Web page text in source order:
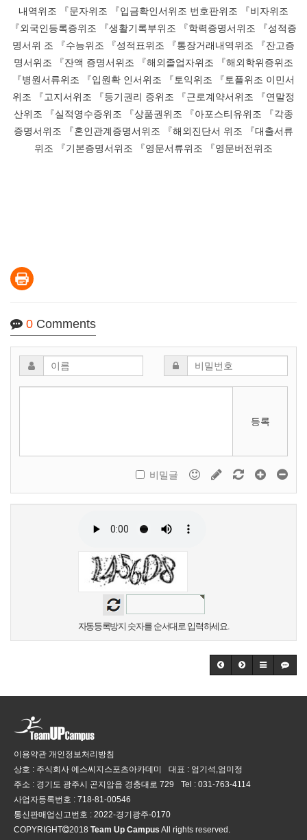
내역위조 『문자위조 『입금확인서위조 번호판위조 『비자위조
『외국인등록증위조 『생활기록부위조 『학력증명서위조 『성적증
명서위 조 『수능위조 『성적표위조 『통장거래내역위조 『잔고증
명서위조 『잔액 증명서위조 『해외졸업자위조 『해외학위증위조
『병원서류위조 『입원확 인서위조 『토익위조 『토플위조 이민서
위조 『고지서위조 『등기권리 증위조 『근로계약서위조 『연말정
산위조 『실적영수증위조 『상품권위조 『아포스티유위조 『각종
증명서위조 『혼인관계증명서위조 『해외진단서 위조 『대출서류
위조 『기본증명서위조 『영문서류위조 『영문버전위조
0 Comments
등록
비밀글
자동등록방지 숫자를 순서대로 입력하세요.
이용약관 개인정보처리방침
상호 : 주식회사 에스씨지스포츠아카데미
대표 : 엄기석,엄미정
주소 : 경기도 광주시 곤지암읍 경충대로 729
Tel : 031-763-4114
사업자등록번호 : 718-81-00546
통신판매업신고번호 : 2022-경기광주-0170
COPYRIGHT
2018 Team Up Campus All rights reserved.